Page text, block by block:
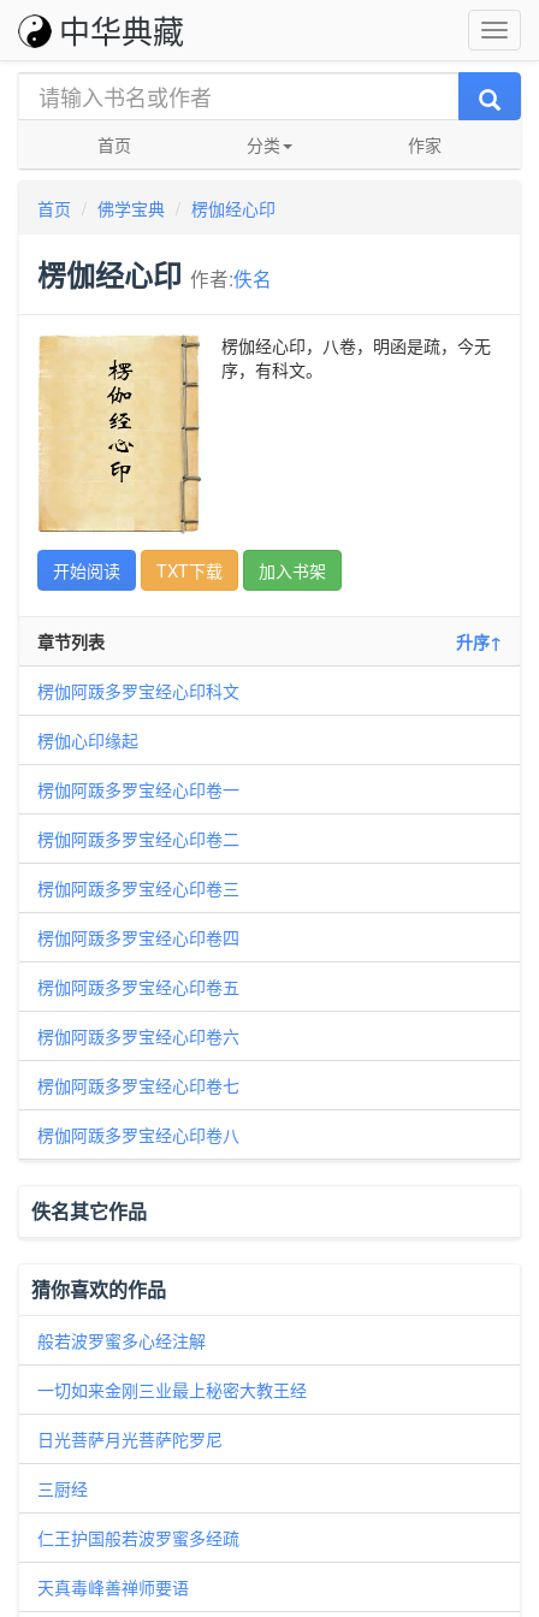
中华典藏
首页 分类 作家
首页 佛学宝典 楞伽经心印
楞伽经心印 作者:佚名
楞伽经心印，八卷，明函是疏，今无
序，有科文。
开始阅读 TXT下载 加入书架
章节列表 升序↑
楞伽阿䟦多罗宝经心印科文
楞伽心印缘起
楞伽阿䟦多罗宝经心印卷一
楞伽阿䟦多罗宝经心印卷二
楞伽阿䟦多罗宝经心印卷三
楞伽阿䟦多罗宝经心印卷四
楞伽阿䟦多罗宝经心印卷五
楞伽阿䟦多罗宝经心印卷六
楞伽阿䟦多罗宝经心印卷七
楞伽阿䟦多罗宝经心印卷八
佚名其它作品
猜你喜欢的作品
般若波罗蜜多心经注解
一切如来金刚三业最上秘密大教王经
日光菩萨月光菩萨陀罗尼
三厨经
仁王护国般若波罗蜜多经疏
天真毒峰善禅师要语